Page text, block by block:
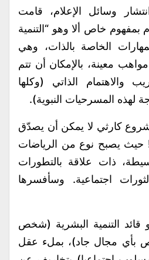
وسائل الإعلام، قامت
بمفهوم خاص ألا وهو “التنمية
الخاصة بالذات، وهي
معينة، بالإمكان أن تتم
والاهتمام الذاتي (وكلها
لهذه المسرحيات النبوية).
كارثي لا يمكن أن يصدّق
حيث يصبح نوع من الرياضات
ذات علاقة بالتطورات
اجتماعية. وسأفسرها
قائد التنمية البشرية (شخص
بأي مجال جاد)، بملء عقل